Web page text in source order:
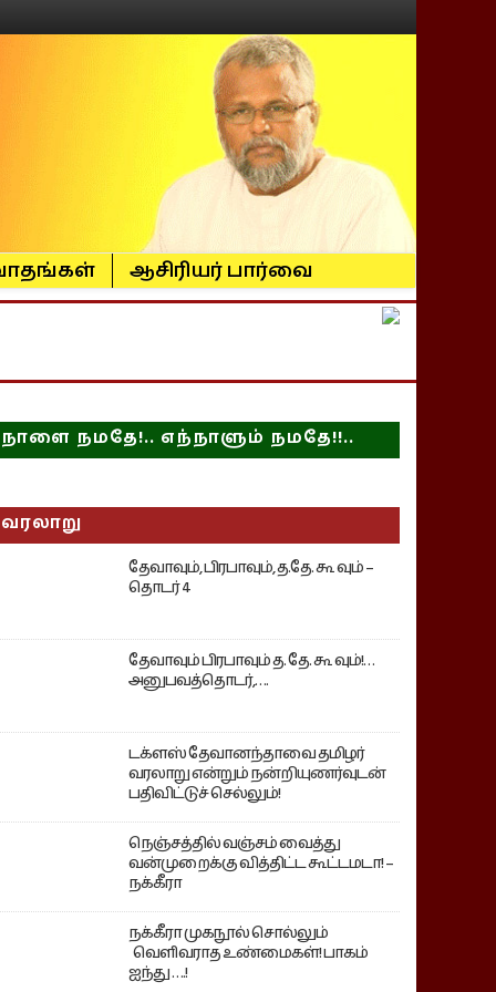
ஆசிரியர் பார்வை
நாளை நமதே!.. எந்நாளும் நமதே!!..
வரலாறு
தேவாவும், பிரபாவும், த.தே. கூ வும் –
தொடர் 4
தேவாவும் பிரபாவும் த. தே. கூ வும்!…
அனுபவத்தொடர்,….
டக்ளஸ் தேவானந்தாவை தமிழர்
வரலாறு என்றும் நன்றியுணர்வுடன்
பதிவிட்டுச் செல்லும்!
நெஞ்சத்தில் வஞ்சம் வைத்து
வன்முறைக்கு வித்திட்ட கூட்டமடா! –
நக்கீரா
நக்கீரா முகநூல் சொல்லும்
வெளிவராத உண்மைகள்! பாகம்
ஐந்து ….!